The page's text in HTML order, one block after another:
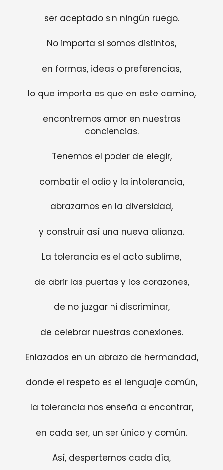
ser aceptado sin ningún ruego.
No importa si somos distintos,
en formas, ideas o preferencias,
lo que importa es que en este camino,
encontremos amor en nuestras
conciencias.
Tenemos el poder de elegir,
combatir el odio y la intolerancia,
abrazarnos en la diversidad,
y construir así una nueva alianza.
La tolerancia es el acto sublime,
de abrir las puertas y los corazones,
de no juzgar ni discriminar,
de celebrar nuestras conexiones.
Enlazados en un abrazo de hermandad,
donde el respeto es el lenguaje común,
la tolerancia nos enseña a encontrar,
en cada ser, un ser único y común.
Así, despertemos cada día,